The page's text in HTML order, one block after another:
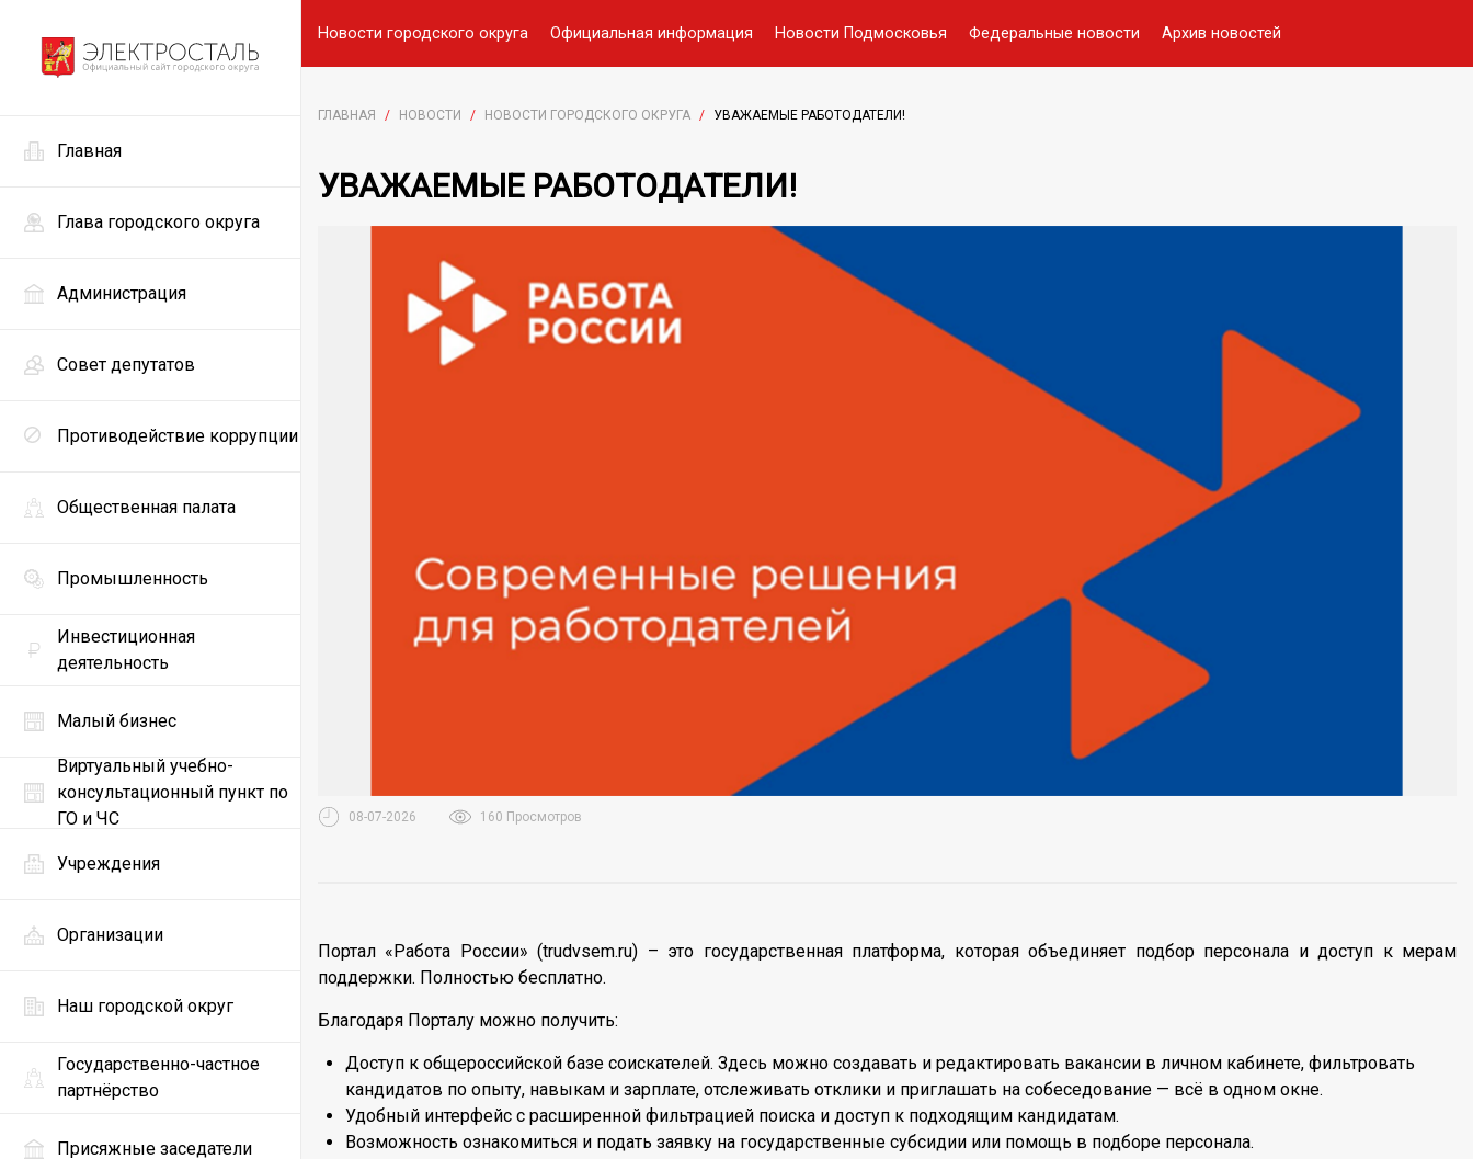
Главная
Глава городского округа
Администрация
Совет депутатов
Противодействие коррупции
Общественная палата
Промышленность
Инвестиционная
деятельность
Малый бизнес
Виртуальный учебно-
консультационный пункт по
ГО и ЧС
Учреждения
Организации
Наш городской округ
Государственно-частное
партнёрство
Присяжные заседатели
Новости городского округа Официальная информация Новости Подмосковья Федеральные новости Архив новостей
ГЛАВНАЯ / НОВОСТИ / НОВОСТИ ГОРОДСКОГО ОКРУГА / УВАЖАЕМЫЕ РАБОТОДАТЕЛИ!
УВАЖАЕМЫЕ РАБОТОДАТЕЛИ!
08-07-2026 160 Просмотров
Портал «Работа России» (trudvsem.ru) – это государственная платформа, которая объединяет подбор персонала и доступ к мерам
поддержки. Полностью бесплатно.
Благодаря Порталу можно получить:
Доступ к общероссийской базе соискателей. Здесь можно создавать и редактировать вакансии в личном кабинете, фильтровать
кандидатов по опыту, навыкам и зарплате, отслеживать отклики и приглашать на собеседование — всё в одном окне.
Удобный интерфейс с расширенной фильтрацией поиска и доступ к подходящим кандидатам.
Возможность ознакомиться и подать заявку на государственные субсидии или помощь в подборе персонала.